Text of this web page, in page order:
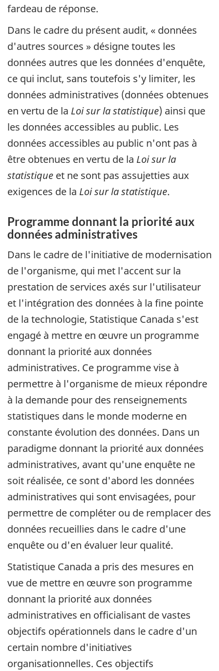
fardeau de réponse.
Dans le cadre du présent audit, « données
d'autres sources » désigne toutes les
données autres que les données d'enquête,
ce qui inclut, sans toutefois s'y limiter, les
données administratives (données obtenues
en vertu de la Loi sur la statistique) ainsi que
les données accessibles au public. Les
données accessibles au public n'ont pas à
être obtenues en vertu de la Loi sur la
statistique et ne sont pas assujetties aux
exigences de la Loi sur la statistique.
Programme donnant la priorité aux
données administratives
Dans le cadre de l'initiative de modernisation
de l'organisme, qui met l'accent sur la
prestation de services axés sur l'utilisateur
et l'intégration des données à la fine pointe
de la technologie, Statistique Canada s'est
engagé à mettre en œuvre un programme
donnant la priorité aux données
administratives. Ce programme vise à
permettre à l'organisme de mieux répondre
à la demande pour des renseignements
statistiques dans le monde moderne en
constante évolution des données. Dans un
paradigme donnant la priorité aux données
administratives, avant qu'une enquête ne
soit réalisée, ce sont d'abord les données
administratives qui sont envisagées, pour
permettre de compléter ou de remplacer des
données recueillies dans le cadre d'une
enquête ou d'en évaluer leur qualité.
Statistique Canada a pris des mesures en
vue de mettre en œuvre son programme
donnant la priorité aux données
administratives en officialisant de vastes
objectifs opérationnels dans le cadre d'un
certain nombre d'initiatives
organisationnelles. Ces objectifs